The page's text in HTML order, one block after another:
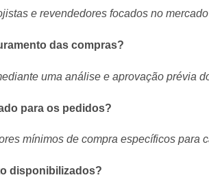
e revendedores focados no
das compras?
uma análise e aprovação prévia
para os pedidos?
mínimos de compra específicos para
disponibilizados?